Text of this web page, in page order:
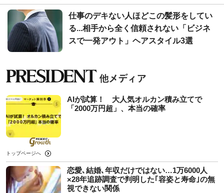
仕事のデキない人ほどこの髪形をしてい
る...相手から全く信頼されない「ビジネ
スで一発アウト」ヘアスタイル3選
AIが試算！ 大人気オルカン積み立てで
「2000万円超」、本当の確率
トップページへ
恋愛､結婚､年収だけではない…1万6000人
×28年追跡調査で判明した｢容姿と寿命｣の無
視できない関係